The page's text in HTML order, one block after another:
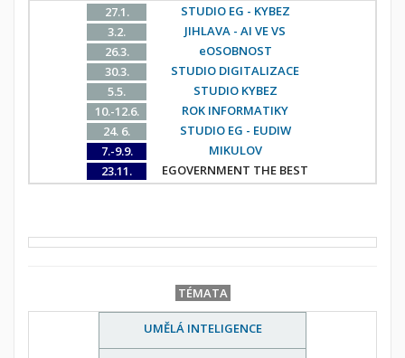
27.1.
STUDIO EG - KYBEZ
3.2.
JIHLAVA - AI VE VS
26.3.
eOSOBNOST
30.3.
STUDIO DIGITALIZACE
5.5.
STUDIO KYBEZ
10.-12.6.
ROK INFORMATIKY
24. 6.
STUDIO EG - EUDIW
7.-9.9.
MIKULOV
23.11.
EGOVERNMENT THE BEST
TÉMATA
UMĚLÁ INTELIGENCE